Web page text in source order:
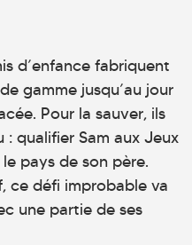
d’enfance fabriquent
gamme jusqu’au jour
Pour la sauver, ils
qualifier Sam aux Jeux
pays de son père.
ce défi improbable va
une partie de ses